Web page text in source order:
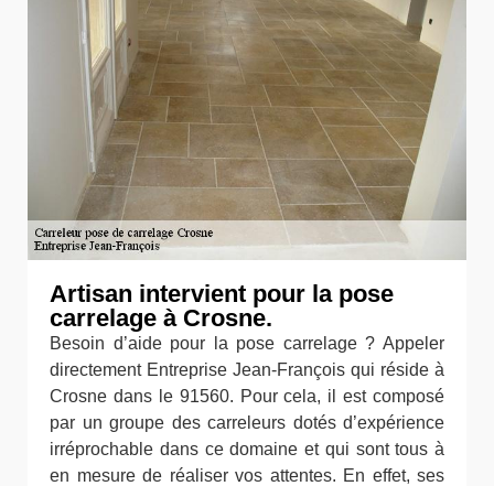
Artisan intervient pour la pose
carrelage à Crosne.
Besoin d’aide pour la pose carrelage ? Appeler
directement Entreprise Jean-François qui réside à
Crosne dans le 91560. Pour cela, il est composé
par un groupe des carreleurs dotés d’expérience
irréprochable dans ce domaine et qui sont tous à
en mesure de réaliser vos attentes. En effet, ses